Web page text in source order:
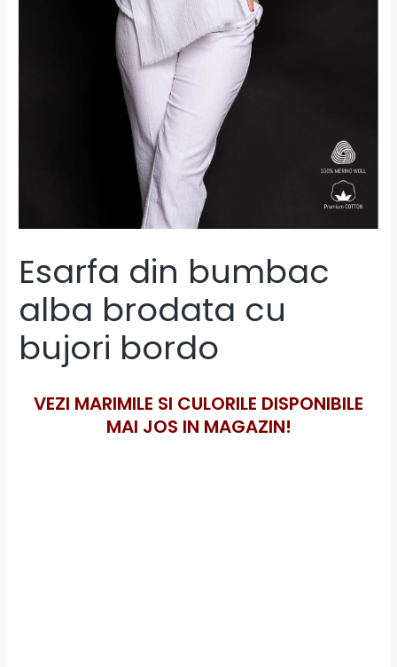
Esarfa din bumbac
alba brodata cu
bujori bordo
VEZI MARIMILE SI CULORILE DISPONIBILE
MAI JOS IN MAGAZIN!